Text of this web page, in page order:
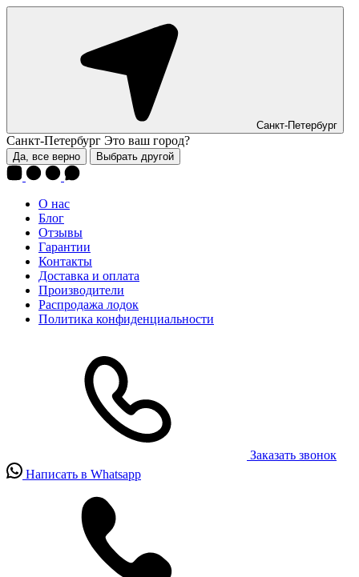
Санкт-Петербург
Санкт-Петербург Это ваш город?
Да, все верно Выбрать другой
О нас
Блог
Отзывы
Гарантии
Контакты
Доставка и оплата
Производители
Распродажа лодок
Политика конфиденциальности
Заказать звонок
Написать в Whatsapp